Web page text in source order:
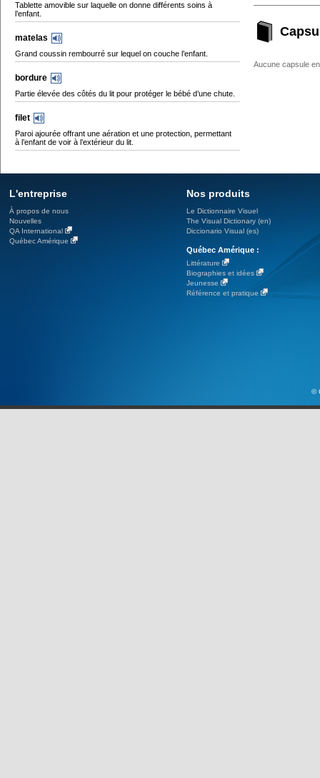
Tablette amovible sur laquelle on donne différents soins à
l’enfant.
matelas
Grand coussin rembourré sur lequel on couche l’enfant.
bordure
Partie élevée des côtés du lit pour protéger le bébé d’une chute.
filet
Paroi ajourée offrant une aération et une protection, permettant
à l’enfant de voir à l’extérieur du lit.
Aucune capsule
L'entreprise
À propos de nous
Nouvelles
QA International
Québec Amérique
Nos produits
Le Dictionnaire Visuel
The Visual Dictionary (en)
Diccionario Visual (es)
Québec Amérique :
Littérature
Biographies et idées
Jeunesse
Référence et pratique
©